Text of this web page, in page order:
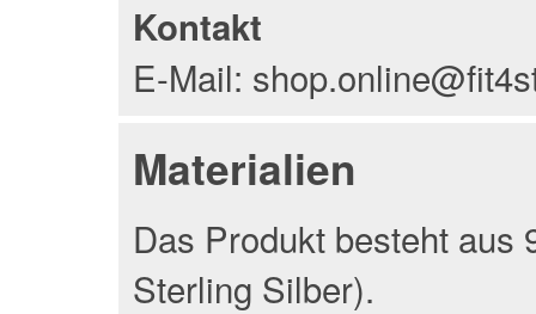
Kontakt
E-Mail:
Materialien
Das Produkt besteht aus
Sterling Silber).